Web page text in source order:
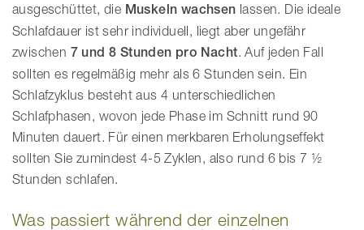
ausgeschüttet, die Muskeln wachsen lassen. Die ideale
Schlafdauer ist sehr individuell, liegt aber ungefähr
zwischen 7 und 8 Stunden pro Nacht. Auf jeden Fall
sollten es regelmäßig mehr als 6 Stunden sein. Ein
Schlafzyklus besteht aus 4 unterschiedlichen
Schlafphasen, wovon jede Phase im Schnitt rund 90
Minuten dauert. Für einen merkbaren Erholungseffekt
sollten Sie zumindest 4-5 Zyklen, also rund 6 bis 7 ½
Stunden schlafen.
Was passiert während der einzelnen